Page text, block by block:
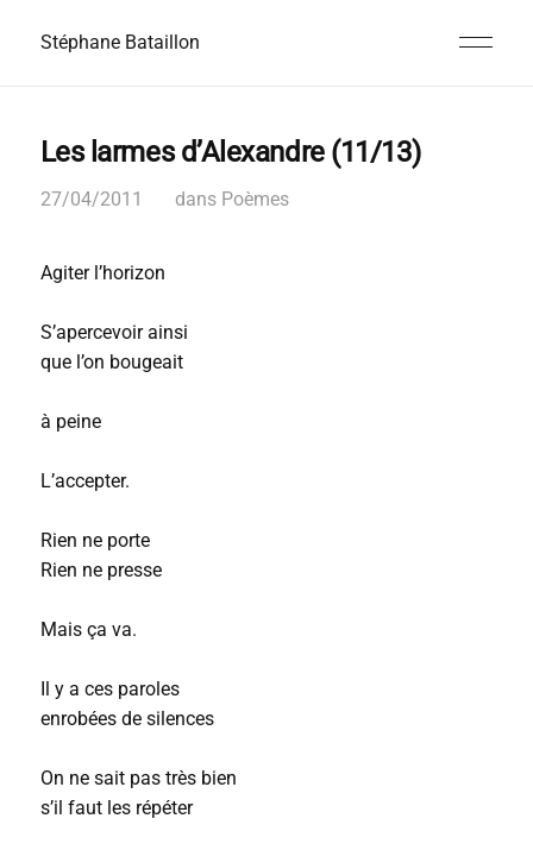
Stéphane Bataillon
Les larmes d’Alexandre (11/13)
27/04/2011 dans Poèmes
Agiter l’horizon
S’apercevoir ainsi
que l’on bougeait
à peine
L’accepter.
Rien ne porte
Rien ne presse
Mais ça va.
Il y a ces paroles
enrobées de silences
On ne sait pas très bien
s’il faut les répéter